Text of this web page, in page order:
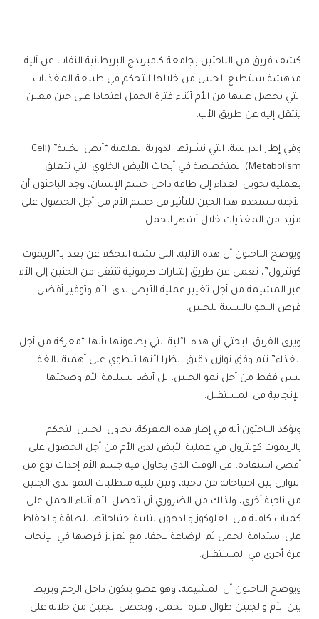
كشف فريق من الباحثين بجامعة كامبريدج البريطانية النقاب عن آلية
مدهشة يستطيع الجنين من خلالها التحكم في طبيعة المغذيات
التي يحصل عليها من الأم أثناء فترة الحمل اعتمادا على جين معين
ينتقل إليه عن طريق الأب.
وفي إطار الدراسة، التي نشرتها الدورية العلمية “أيض الخلية” (Cell
Metabolism) المتخصصة في أبحاث الأيض الخلوي التي تتعلق
بعملية تحويل الغذاء إلى طاقة داخل جسم الإنسان، وجد الباحثون أن
الأجنة تستخدم هذا الجين للتأثير في جسم الأم من أجل الحصول على
مزيد من المغذيات خلال أشهر الحمل.
ويوضح الباحثون أن هذه الآلية، التي تشبه التحكم عن بعد بـ”الريموت
كونترول”، تعمل عن طريق إشارات هرمونية تنتقل من الجنين إلى الأم
عبر المشيمة من أجل تغيير عملية الأيض لدى الأم وتوفير أفضل
فرص النمو بالنسبة للجنين.
ويرى الفريق البحثي أن هذه الآلية التي يصفونها بأنها “معركة من أجل
الغذاء” تتم وفق توازن دقيق، نظرا لأنها تنطوي على أهمية بالغة
ليس فقط من أجل نمو الجنين، بل أيضا لسلامة الأم وصحتها
الإنجابية في المستقبل.
ويؤكد الباحثون أنه في إطار هذه المعركة، يحاول الجنين التحكم
بالريموت كونترول في عملية الأيض لدى الأم من أجل الحصول على
أقصى استفادة، في الوقت الذي يحاول فيه جسم الأم إحداث نوع من
التوازن بين احتياجاته من ناحية، وبين تلبية متطلبات النمو لدى الجنين
من ناحية أخرى، ولذلك من الضروري أن تحصل الأم أثناء الحمل على
كميات كافية من الغلوكوز والدهون لتلبية احتياجاتها للطاقة والحفاظ
على استدامة الحمل ثم الرضاعة لاحقا، مع تعزيز فرصها في الإنجاب
مرة أخرى في المستقبل.
ويوضح الباحثون أن المشيمة، وهو عضو يتكون داخل الرحم ويربط
بين الأم والجنين طوال فترة الحمل، ويحصل الجنين من خلاله على